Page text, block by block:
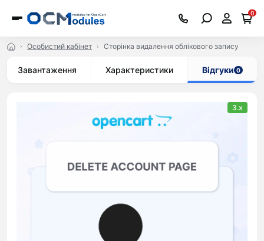
0
Особистий кабінет Сторінка видалення облікового запису
Завантаження Характеристики Відгуки 0
3.x